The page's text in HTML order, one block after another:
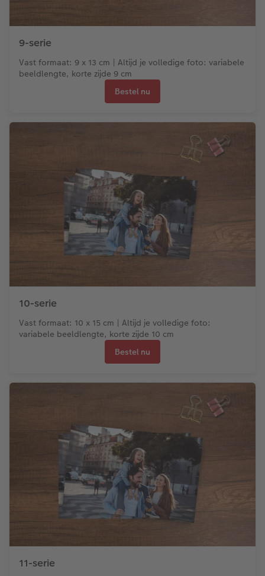
9-serie
Vast formaat: 9 x 13 cm | Altijd je volledige foto: variabele
beeldlengte, korte zijde 9 cm
Bestel nu
10-serie
Vast formaat: 10 x 15 cm | Altijd je volledige foto:
variabele beeldlengte, korte zijde 10 cm
Bestel nu
11-serie